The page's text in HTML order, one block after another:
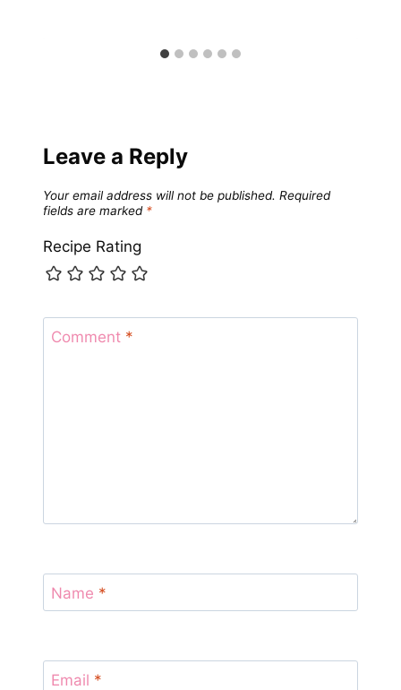
Leave a Reply
Your email address will not be published. Required
fields are marked *
Recipe Rating
Comment *
Name *
Email *